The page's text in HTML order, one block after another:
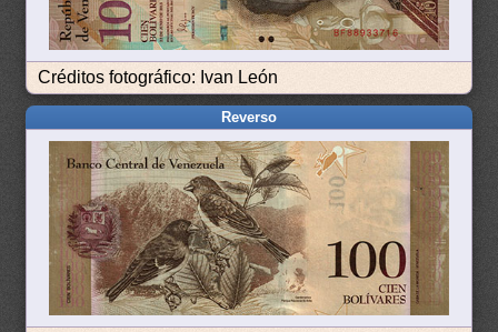
Créditos fotográfico: Ivan León
Reverso